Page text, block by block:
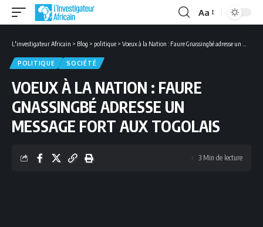
Font
Aa
L'investigateur Africain > Blog > politique > Voeux à la Nation : Faure Gnassingbé adresse un message fort aux togolais
POLITIQUE SOCIÉTÉ
VOEUX À LA NATION : FAURE
GNASSINGBÉ ADRESSE UN
MESSAGE FORT AUX TOGOLAIS
3 Min de lecture